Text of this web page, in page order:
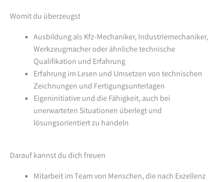
Womit du überzeugst
Ausbildung als Kfz-Mechaniker, Industriemechaniker,
Werkzeugmacher oder ähnliche technische
Qualifikation und Erfahrung
Erfahrung im Lesen und Umsetzen von technischen
Zeichnungen und Fertigungsunterlagen
Eigeninitiative und die Fähigkeit, auch bei
unerwarteten Situationen überlegt und
lösungsorientiert zu handeln
Darauf kannst du dich freuen
Mitarbeit im Team von Menschen, die nach Exzellenz